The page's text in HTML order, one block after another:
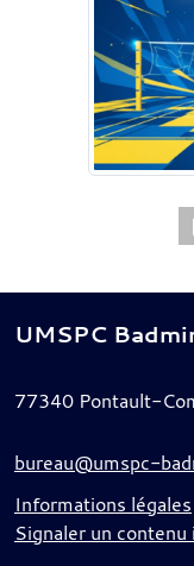
UMSPC
77340 Pontault-
bureau@umspc-
Informations légales
Signaler un contenu